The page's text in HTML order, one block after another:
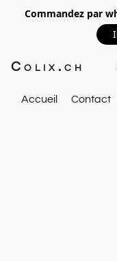
Commandez par
Colix.ch
Accueil Contact